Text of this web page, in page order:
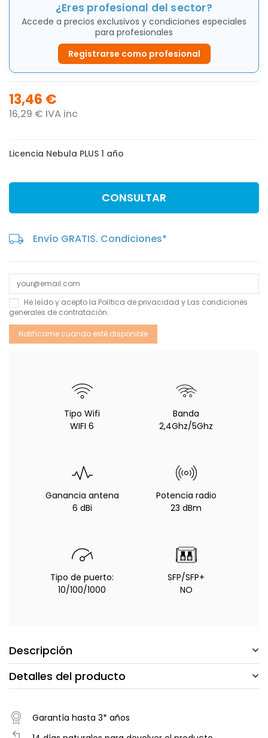
¿Eres profesional del sector?
Accede a precios exclusivos y condiciones especiales
para profesionales
Registrarse como profesional
13,46 €
16,29 € IVA inc
Licencia Nebula PLUS 1 año
CONSULTAR
Envío GRATIS. Condiciones*
He leído y acepto la Política de privacidad y Las condiciones
generales de contratación.
Tipo Wifi
WIFI 6
Banda
2,4Ghz/5Ghz
Ganancia antena
6 dBi
Potencia radio
23 dBm
Tipo de puerto:
10/100/1000
SFP/SFP+
NO
Descripción
Detalles del producto
Garantía hasta 3* años